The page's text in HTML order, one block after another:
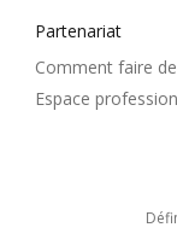
Partenariat
Comment faire
Espace